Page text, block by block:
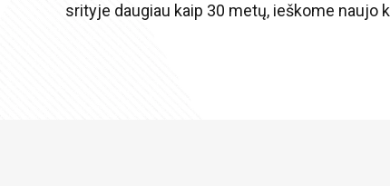
srityje daugiau kaip 30 metų, ieškome naujo